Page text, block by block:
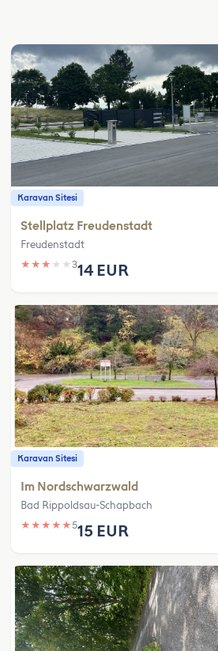
Karavan Sitesi
Stellplatz Freudenstadt
Freudenstadt
★ ★ ★ ★ ★314 EUR
Karavan Sitesi
Im Nordschwarzwald
Bad Rippoldsau-Schapbach
★ ★ ★ ★ ★515 EUR